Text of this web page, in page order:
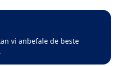
vi anbefale de beste